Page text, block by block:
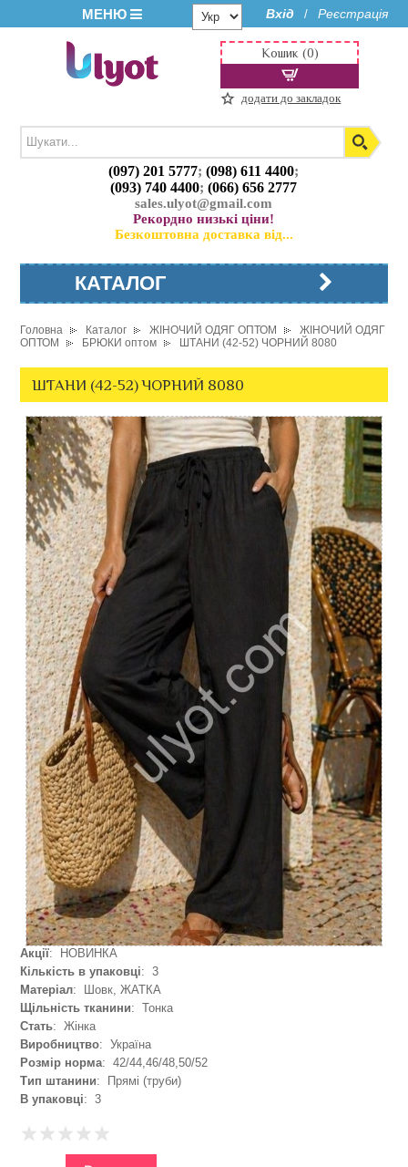
МЕНЮ Вхід / Реєстрація
(097) 201 5777;(098) 611 4400;
(093) 740 4400;(066) 656 2777
sales.ulyot@gmail.com
Рекордно низькі ціни!
Безкоштовна доставка від...
Кошик (0)
додати до закладок
КАТАЛОГ
Головна Каталог ЖІНОЧИЙ ОДЯГ ОПТОМ
ЖІНОЧИЙ ОДЯГ
ОПТОМ
БРЮКИ оптом ШТАНИ (42-52) ЧОРНИЙ 8080
ШТАНИ (42-52) ЧОРНИЙ 8080
Акції: НОВИНКА
Кількість в упаковці: 3
Матеріал: Шовк, ЖАТКА
Щільність тканини: Тонка
Стать: Жінка
Виробництво: Україна
Розмір норма: 42/44,46/48,50/52
Тип штанини: Прямі (труби)
В упаковці: 3